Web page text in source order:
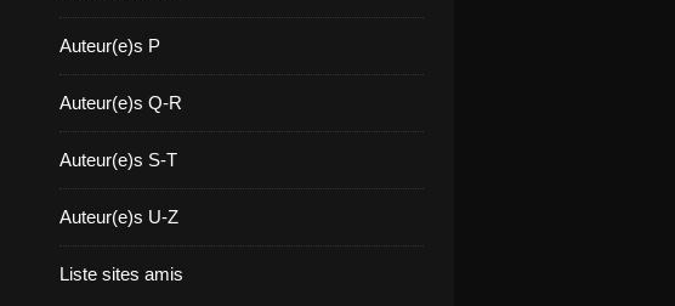
Auteur(e)s P
Auteur(e)s Q-R
Auteur(e)s S-T
Auteur(e)s U-Z
Liste sites amis